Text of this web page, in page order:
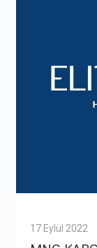
17 Eylül 2022